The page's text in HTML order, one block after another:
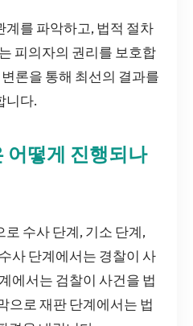
계를 파악하고, 법적 절차
피의자의 권리를 보호합
론을 통해 최선의 결과를
니다.
어떻게 진행되나
수사 단계, 기소 단계,
사 단계에서는 경찰이 사
에서는 검찰이 사건을 법
으로 재판 단계에서는 법